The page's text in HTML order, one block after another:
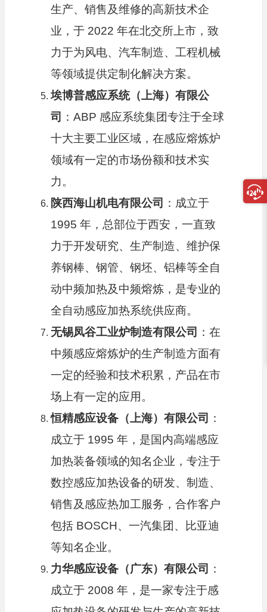
生产、销售及维修的高新技术企
业，于 2022 年在北交所上市，致
力于为风电、汽车制造、工程机械
等领域提供定制化解决方案。
埃博普感应系统（上海）有限公
司 ：ABP 感应系统集团专注于全球
十大主要工业区域，在感应熔炼炉
领域有一定的市场份额和技术实
力。
陕西海山机电有限公司 ：成立于
1995 年，总部位于西安，一直致
力于开发研究、生产制造、维护保
养钢棒、钢管、钢坯、铝棒等全自
动中频加热及中频熔炼，是专业的
全自动感应加热系统供应商。
无锡凤谷工业炉制造有限公司 ：在
中频感应熔炼炉的生产制造方面有
一定的经验和技术积累，产品在市
场上有一定的应用。
恒精感应设备（上海）有限公司 ：
成立于 1995 年，是国内高端感应
加热装备领域的知名企业，专注于
数控感应加热设备的研发、制造、
销售及感应热加工服务，合作客户
包括 BOSCH、一汽集团、比亚迪
等知名企业。
力华感应设备（广东）有限公司 ：
成立于 2008 年，是一家专注于感